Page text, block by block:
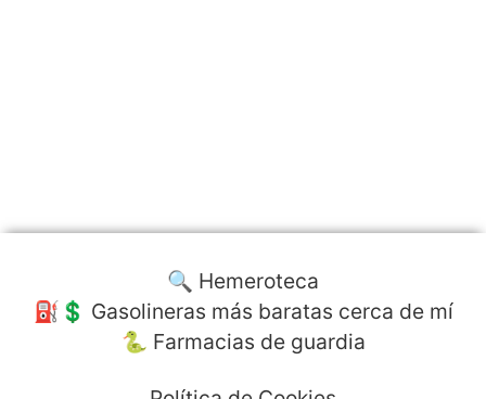
🔍 Hemeroteca
⛽️💲 Gasolineras más baratas cerca de mí
🐍 Farmacias de guardia